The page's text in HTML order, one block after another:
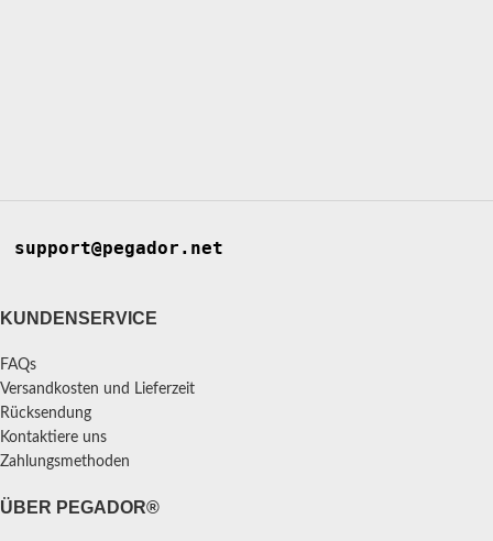
support@pegador.net
KUNDENSERVICE
FAQs
Versandkosten und Lieferzeit
Rücksendung
Kontaktiere uns
Zahlungsmethoden
ÜBER PEGADOR®